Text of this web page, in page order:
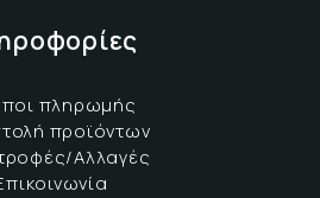
πληρωμής
προϊόντων
Αλλαγές